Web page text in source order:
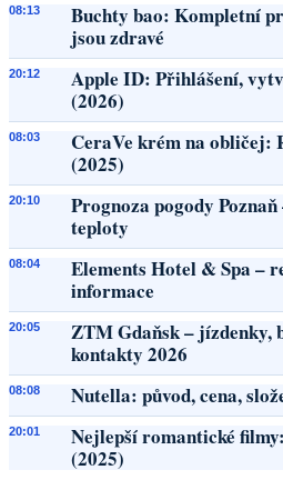
08:13
Buchty bao: Kompletní
jsou zdravé
20:12
Apple ID: Přihlášení,
(2026)
08:03
CeraVe krém na obličej:
(2025)
20:10
Prognoza pogody
teploty
08:04
Elements Hotel & Spa –
informace
20:05
ZTM Gdaňsk – jízdenky,
kontakty 2026
08:08 Nutella: původ, cena,
20:01
Nejlepší romantické
(2025)